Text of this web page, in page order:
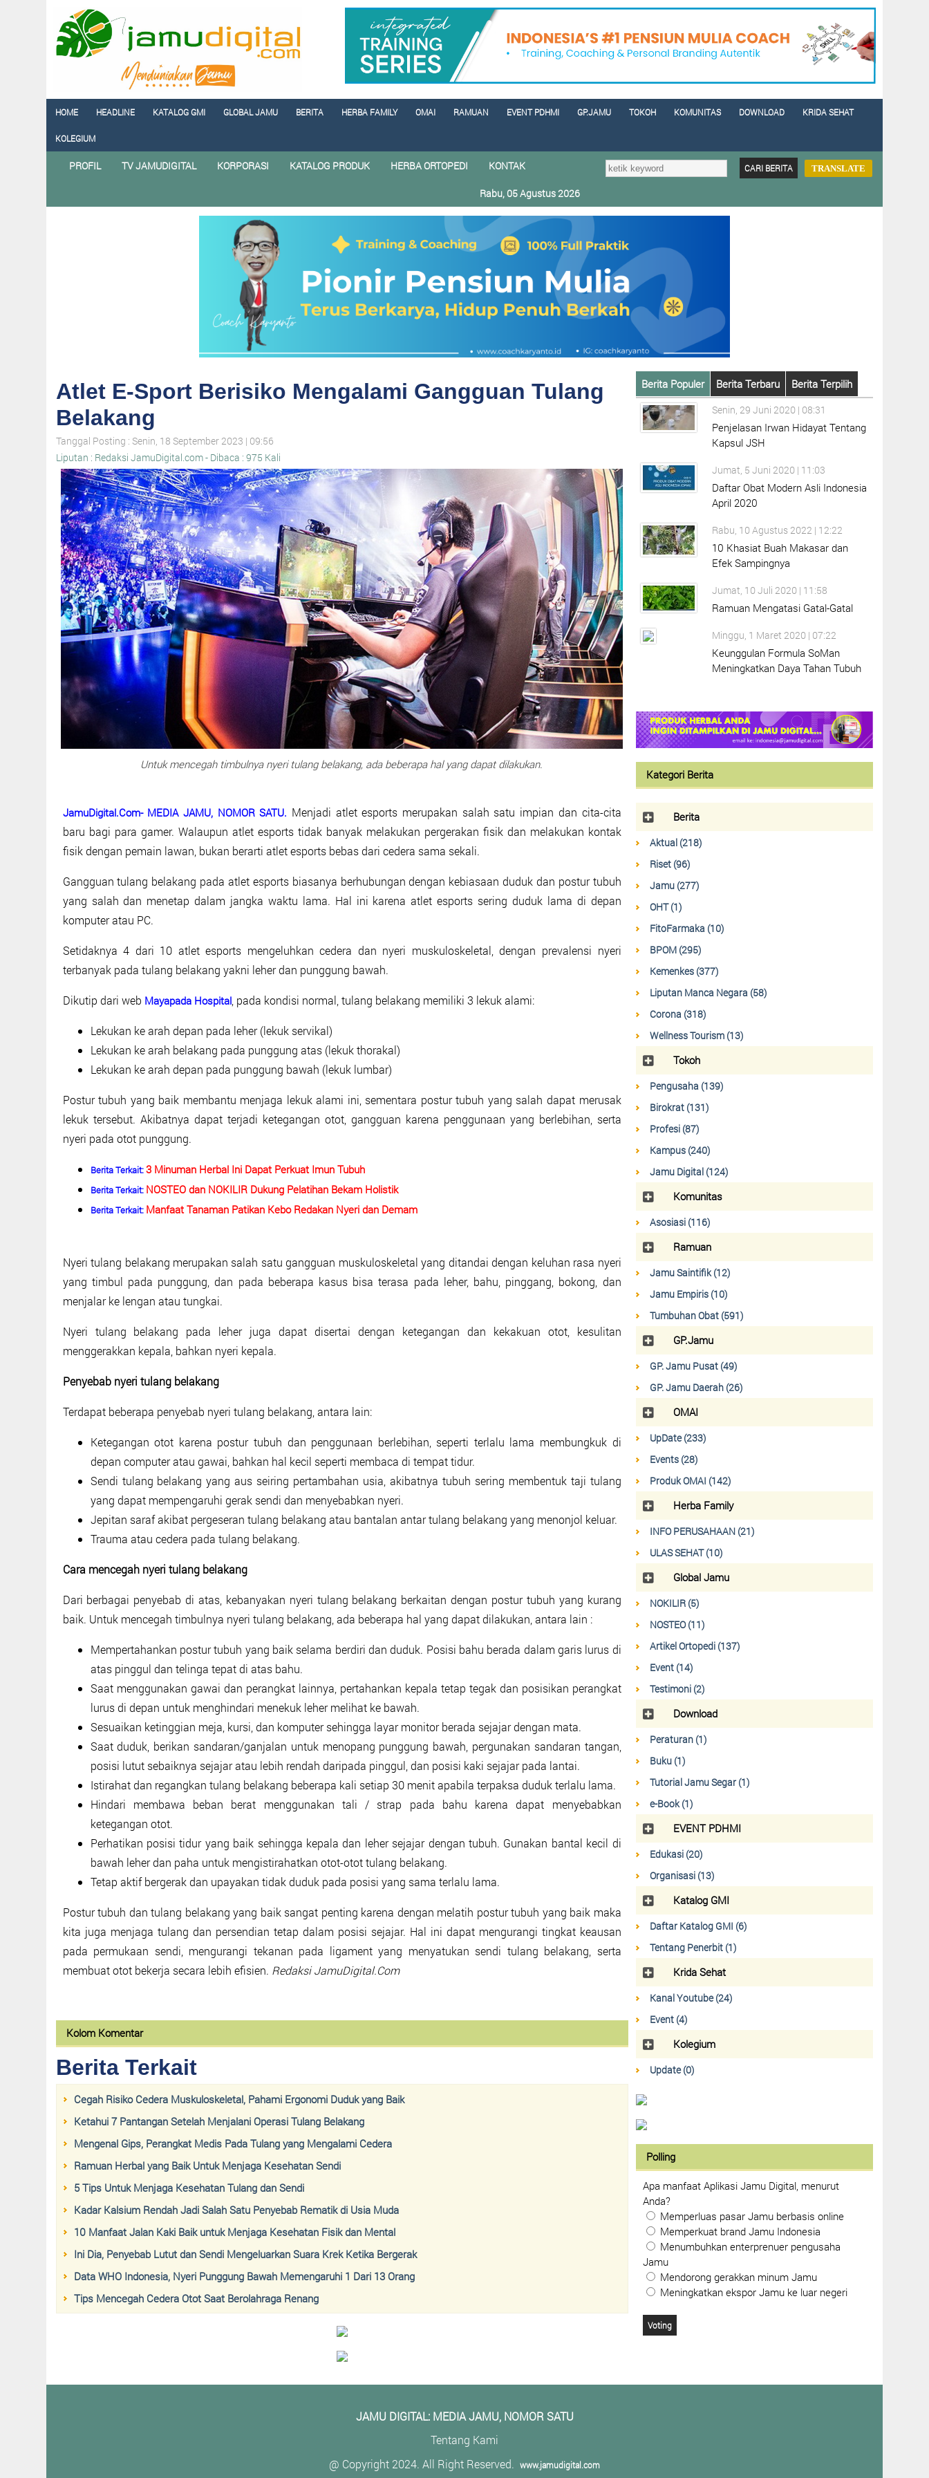
HOME HEADLINE KATALOG GMI GLOBAL JAMU BERITA HERBA FAMILY OMAI RAMUAN EVENT PDHMI GP.JAMU TOKOH KOMUNITAS DOWNLOAD KRIDA SEHAT
KOLEGIUM
PROFIL TV JAMUDIGITAL KORPORASI KATALOG PRODUK HERBA ORTOPEDI KONTAK TRANSLATE
Rabu, 05 Agustus 2026
Atlet E-Sport Berisiko Mengalami Gangguan Tulang
Belakang
Tanggal Posting : Senin, 18 September 2023 | 09:56
Liputan : Redaksi JamuDigital.com - Dibaca : 975 Kali
Untuk mencegah timbulnya nyeri tulang belakang, ada beberapa hal yang dapat dilakukan.
JamuDigital.Com- MEDIA JAMU, NOMOR SATU. Menjadi atlet esports merupakan salah satu impian dan cita-cita
baru bagi para gamer. Walaupun atlet esports tidak banyak melakukan pergerakan fisik dan melakukan kontak
fisik dengan pemain lawan, bukan berarti atlet esports bebas dari cedera sama sekali.
Gangguan tulang belakang pada atlet esports biasanya berhubungan dengan kebiasaan duduk dan postur tubuh
yang salah dan menetap dalam jangka waktu lama. Hal ini karena atlet esports sering duduk lama di depan
komputer atau PC.
Setidaknya 4 dari 10 atlet esports mengeluhkan cedera dan nyeri muskuloskeletal, dengan prevalensi nyeri
terbanyak pada tulang belakang yakni leher dan punggung bawah.
Dikutip dari web Mayapada Hospital, pada kondisi normal, tulang belakang memiliki 3 lekuk alami:
Lekukan ke arah depan pada leher (lekuk servikal)
Lekukan ke arah belakang pada punggung atas (lekuk thorakal)
Lekukan ke arah depan pada punggung bawah (lekuk lumbar)
Postur tubuh yang baik membantu menjaga lekuk alami ini, sementara postur tubuh yang salah dapat merusak
lekuk tersebut. Akibatnya dapat terjadi ketegangan otot, gangguan karena penggunaan yang berlebihan, serta
nyeri pada otot punggung.
Berita Terkait:3 Minuman Herbal Ini Dapat Perkuat Imun Tubuh
Berita Terkait: NOSTEO dan NOKILIR Dukung Pelatihan Bekam Holistik
Berita Terkait: Manfaat Tanaman Patikan Kebo Redakan Nyeri dan Demam
Nyeri tulang belakang merupakan salah satu gangguan muskuloskeletal yang ditandai dengan keluhan rasa nyeri
yang timbul pada punggung, dan pada beberapa kasus bisa terasa pada leher, bahu, pinggang, bokong, dan
menjalar ke lengan atau tungkai.
Nyeri tulang belakang pada leher juga dapat disertai dengan ketegangan dan kekakuan otot, kesulitan
menggerakkan kepala, bahkan nyeri kepala.
Penyebab nyeri tulang belakang
Terdapat beberapa penyebab nyeri tulang belakang, antara lain:
Ketegangan otot karena postur tubuh dan penggunaan berlebihan, seperti terlalu lama membungkuk di
depan computer atau gawai, bahkan hal kecil seperti membaca di tempat tidur.
Sendi tulang belakang yang aus seiring pertambahan usia, akibatnya tubuh sering membentuk taji tulang
yang dapat mempengaruhi gerak sendi dan menyebabkan nyeri.
Jepitan saraf akibat pergeseran tulang belakang atau bantalan antar tulang belakang yang menonjol keluar.
Trauma atau cedera pada tulang belakang.
Cara mencegah nyeri tulang belakang
Dari berbagai penyebab di atas, kebanyakan nyeri tulang belakang berkaitan dengan postur tubuh yang kurang
baik. Untuk mencegah timbulnya nyeri tulang belakang, ada beberapa hal yang dapat dilakukan, antara lain :
Mempertahankan postur tubuh yang baik selama berdiri dan duduk. Posisi bahu berada dalam garis lurus di
atas pinggul dan telinga tepat di atas bahu.
Saat menggunakan gawai dan perangkat lainnya, pertahankan kepala tetap tegak dan posisikan perangkat
lurus di depan untuk menghindari menekuk leher melihat ke bawah.
Sesuaikan ketinggian meja, kursi, dan komputer sehingga layar monitor berada sejajar dengan mata.
Saat duduk, berikan sandaran/ganjalan untuk menopang punggung bawah, pergunakan sandaran tangan,
posisi lutut sebaiknya sejajar atau lebih rendah daripada pinggul, dan posisi kaki sejajar pada lantai.
Istirahat dan regangkan tulang belakang beberapa kali setiap 30 menit apabila terpaksa duduk terlalu lama.
Hindari membawa beban berat menggunakan tali / strap pada bahu karena dapat menyebabkan
ketegangan otot.
Perhatikan posisi tidur yang baik sehingga kepala dan leher sejajar dengan tubuh. Gunakan bantal kecil di
bawah leher dan paha untuk mengistirahatkan otot-otot tulang belakang.
Tetap aktif bergerak dan upayakan tidak duduk pada posisi yang sama terlalu lama.
Postur tubuh dan tulang belakang yang baik sangat penting karena dengan melatih postur tubuh yang baik maka
kita juga menjaga tulang dan persendian tetap dalam posisi sejajar. Hal ini dapat mengurangi tingkat keausan
pada permukaan sendi, mengurangi tekanan pada ligament yang menyatukan sendi tulang belakang, serta
membuat otot bekerja secara lebih efisien. Redaksi JamuDigital.Com
Kolom Komentar
Berita Terkait
Cegah Risiko Cedera Muskuloskeletal, Pahami Ergonomi Duduk yang Baik
Ketahui 7 Pantangan Setelah Menjalani Operasi Tulang Belakang
Mengenal Gips, Perangkat Medis Pada Tulang yang Mengalami Cedera
Ramuan Herbal yang Baik Untuk Menjaga Kesehatan Sendi
5 Tips Untuk Menjaga Kesehatan Tulang dan Sendi
Kadar Kalsium Rendah Jadi Salah Satu Penyebab Rematik di Usia Muda
10 Manfaat Jalan Kaki Baik untuk Menjaga Kesehatan Fisik dan Mental
Ini Dia, Penyebab Lutut dan Sendi Mengeluarkan Suara Krek Ketika Bergerak
Data WHO Indonesia, Nyeri Punggung Bawah Memengaruhi 1 Dari 13 Orang
Tips Mencegah Cedera Otot Saat Berolahraga Renang
Berita Populer Berita Terbaru Berita Terpilih
Senin, 29 Juni 2020 | 08:31
Penjelasan Irwan Hidayat Tentang
Kapsul JSH
Jumat, 5 Juni 2020 | 11:03
Daftar Obat Modern Asli Indonesia
April 2020
Rabu, 10 Agustus 2022 | 12:22
10 Khasiat Buah Makasar dan
Efek Sampingnya
Jumat, 10 Juli 2020 | 11:58
Ramuan Mengatasi Gatal-Gatal
Minggu, 1 Maret 2020 | 07:22
Keunggulan Formula SoMan
Meningkatkan Daya Tahan Tubuh
Kategori Berita
Berita
Aktual (218)
Riset (96)
Jamu (277)
OHT (1)
FitoFarmaka (10)
BPOM (295)
Kemenkes (377)
Liputan Manca Negara (58)
Corona (318)
Wellness Tourism (13)
Tokoh
Pengusaha (139)
Birokrat (131)
Profesi (87)
Kampus (240)
Jamu Digital (124)
Komunitas
Asosiasi (116)
Ramuan
Jamu Saintifik (12)
Jamu Empiris (10)
Tumbuhan Obat (591)
GP.Jamu
GP. Jamu Pusat (49)
GP. Jamu Daerah (26)
OMAI
UpDate (233)
Events (28)
Produk OMAI (142)
Herba Family
INFO PERUSAHAAN (21)
ULAS SEHAT (10)
Global Jamu
NOKILIR (5)
NOSTEO (11)
Artikel Ortopedi (137)
Event (14)
Testimoni (2)
Download
Peraturan (1)
Buku (1)
Tutorial Jamu Segar (1)
e-Book (1)
EVENT PDHMI
Edukasi (20)
Organisasi (13)
Katalog GMI
Daftar Katalog GMI (6)
Tentang Penerbit (1)
Krida Sehat
Kanal Youtube (24)
Event (4)
Kolegium
Update (0)
Polling
Apa manfaat Aplikasi Jamu Digital, menurut
Anda?
Memperluas pasar Jamu berbasis online
Memperkuat brand Jamu Indonesia
Menumbuhkan enterprenuer pengusaha
Jamu
Mendorong gerakkan minum Jamu
Meningkatkan ekspor Jamu ke luar negeri
JAMU DIGITAL: MEDIA JAMU, NOMOR SATU
Tentang Kami
@ Copyright 2024. All Right Reserved.
www.jamudigital.com